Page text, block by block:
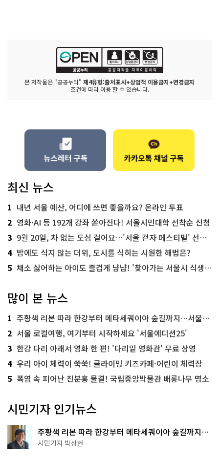
본 저작물은 "공공누리" 제4유형:출처표시+상업적 이용금지+변경금지
조건에 따라 이용 할 수 있습니다.
최신 뉴스
1 내년 서울 예산, 어디에 쓰면 좋을까요? 온라인 투표
2 영화·AI 등 192개 강좌 쏟아진다! 서울시민대학 선착순 신청
3 9월 20일, 차 없는 도심 걸어요…'서울 걷자 페스티벌' 선착순 5천명
4 밤에도 식지 않는 더위, 도시를 식히는 시원한 해법은?
5 채소 싫어하는 아이도 즐겁게 냠냠! '찾아가는 서울시 식생활 교육' 현장
많이 본 뉴스
1 주황색 리본 따라 한강부터 메타세쿼이아 숲길까지…서울둘레길 15코스
2 서울 로컬여행, 여기부터 시작하세요 '서울에디션25'
3 한강 다리 아래서 영화 한 편! '다리밑 영화관' 무료 상영
4 우리 아이 체력이 쑥쑥! 클라이밍 키즈카페·어린이 체력장
5 폭염 속 피어난 진분홍 물결! 국립중앙박물관 배롱나무 명소
시민기자 인기뉴스
주황색 리본 따라 한강부터 메타세쿼이아 숲길까지…
서울둘레길 15코스
시민기자 박상현